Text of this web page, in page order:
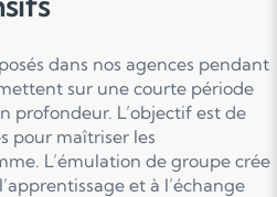
dans nos agences pendant
sur une courte période
profondeur. L’objectif est de
pour maîtriser les
L’émulation de groupe crée
et à l’échange